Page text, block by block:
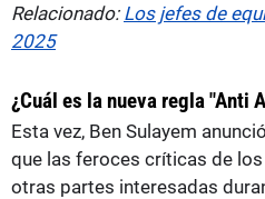
Relacionado: Los jefes de
2025
¿Cuál es la nueva regla "Anti
Esta vez, Ben Sulayem
que las feroces críticas de
otras partes interesadas